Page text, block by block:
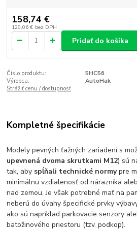
158,74 €
129,06 € bez DPH
Pridať do košíka
Číslo produktu:
5HC56
Výrobca:
AutoHak
Strážiť cenu / dostupnosť
Kompletné špecifikácie
Modely pevných ťažných zariadení s
upevnená dvoma skrutkami M12) sú
tak, aby spĺňali technické normypre
minimálnu vzdialenosť od nárazníka
nad zemou. Je však potrebné mať na
neberú do úvahy špecifické prvky
ako sú napríklad parkovacie senzory
batožinového priestoru (tzv. podkop).